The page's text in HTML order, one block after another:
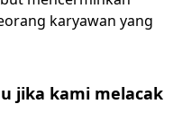
karyawan yang
jika kami melacak